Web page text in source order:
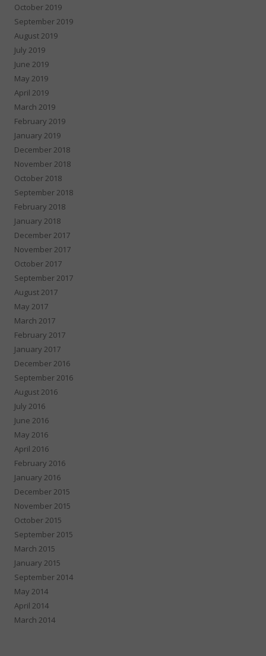
October 2019
September 2019
August 2019
July 2019
June 2019
May 2019
April 2019
March 2019
February 2019
January 2019
December 2018
November 2018
October 2018
September 2018
February 2018
January 2018
December 2017
November 2017
October 2017
September 2017
August 2017
May 2017
March 2017
February 2017
January 2017
December 2016
September 2016
August 2016
July 2016
June 2016
May 2016
April 2016
February 2016
January 2016
December 2015
November 2015
October 2015
September 2015
March 2015
January 2015
September 2014
May 2014
April 2014
March 2014